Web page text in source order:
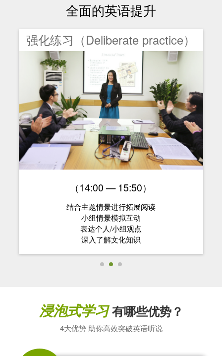
全面的英语提升
强化练习（Deliberate practice）
（14:00 — 15:50）
结合主题情景进行拓展阅读
小组情景模拟互动
表达个人/小组观点
深入了解文化知识
浸泡式学习有哪些优势？
4大优势 助你高效突破英语听说